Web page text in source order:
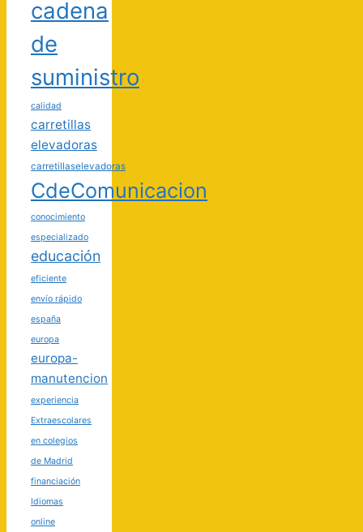
cadena
de
suministro
calidad
carretillas
elevadoras
carretillaselevadoras
CdeComunicacion
conocimiento
especializado
educación
eficiente
envío rápido
españa
europa
europa-
manutencion
experiencia
Extraescolares
en colegios
de Madrid
financiación
Idiomas
online